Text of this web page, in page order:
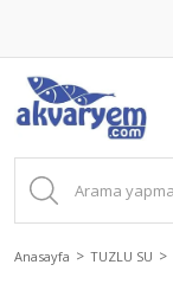
Anasayfa TUZLU SU